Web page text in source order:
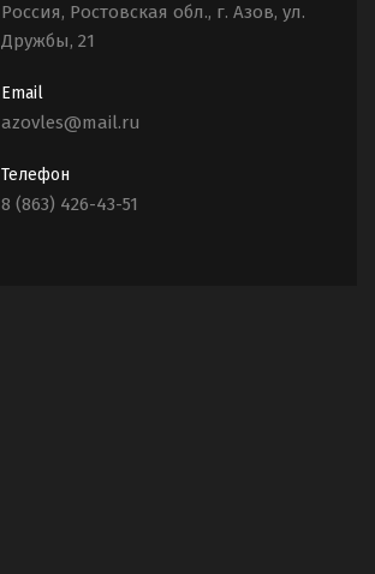
Россия, Ростовская обл., г. Азов, ул.
Дружбы, 21
Email
azovles@mail.ru
Телефон
8 (863) 426-43-51